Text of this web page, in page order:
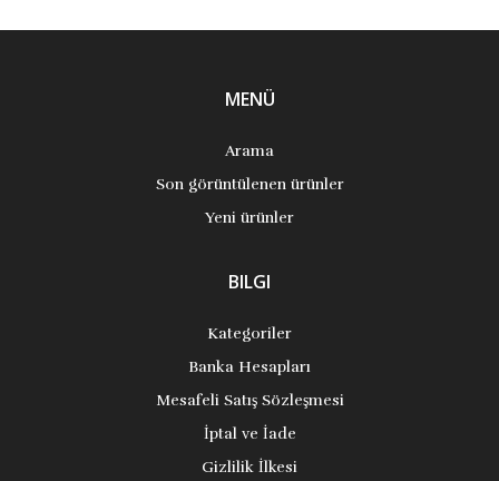
MENÜ
Arama
Son görüntülenen ürünler
Yeni ürünler
BILGI
Kategoriler
Banka Hesapları
Mesafeli Satış Sözleşmesi
İptal ve İade
Gizlilik İlkesi